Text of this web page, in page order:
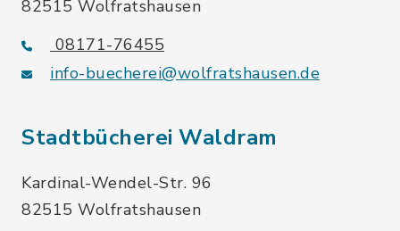
82515 Wolfratshausen
08171-76455
info-buecherei@wolfratshausen.de
Stadtbücherei Waldram
Kardinal-Wendel-Str. 96
82515 Wolfratshausen